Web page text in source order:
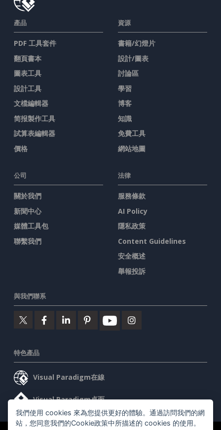
產品
PDF 工具套件
翻頁書本
圖表工具
設計工具
文檔編輯器
简报製作工具
試算表編輯器
價格
資源
書籍/幻燈片
設計/圖表
討論區
學習
博客
知識
免費工具
網站地圖
公司
關於我們
新聞中心
媒體工具包
聯繫我們
法律
服務條款
AI Policy
隱私政策
Content Guidelines
安全概述
舉報投訴
與我們聯系
特色產品
Visual Paradigm在線
Visual Paradigm桌面
我們使用 cookies 來為您提供更好的體驗。通過訪問我們的網
站，您同意我們的Cookie政策中所描述的 cookies 的使用。